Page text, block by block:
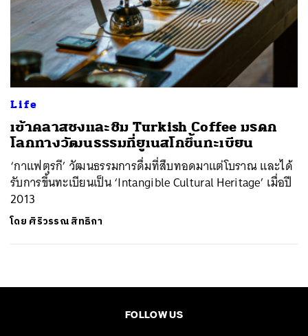
Life
เข้าคลาสชงและชิม Turkish Coffee มรดก
โลกทางวัฒนธรรมที่ยูเนสโกขึ้นทะเบียน
‘กาแฟตุรกี’ วัฒนธรรมการดื่มที่สืบทอดมาแต่โบราณ และได้
รับการขึ้นทะเบียนเป็น ‘Intangible Cultural Heritage’ เมื่อปี
2013
โดย ศิริวรรณ สิทธิกา
FOLLOW US
SHARE TWEET LINE EMAIL